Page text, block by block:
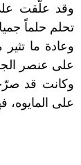
وقد علّقت
تحلم حلماً
وعادة ما تثير
على عنصر
وكانت قد
على المايوه،